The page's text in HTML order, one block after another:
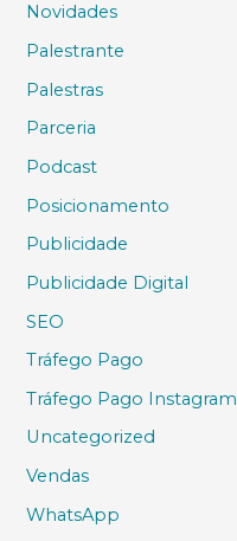
Novidades
Palestrante
Palestras
Parceria
Podcast
Posicionamento
Publicidade
Publicidade Digital
SEO
Tráfego Pago
Tráfego Pago Instagram
Uncategorized
Vendas
WhatsApp